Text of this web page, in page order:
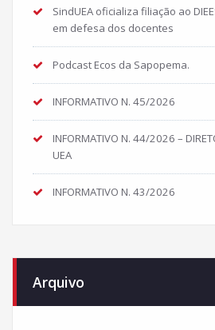
SindUEA oficializa filiação ao
em defesa dos docentes
Podcast Ecos da Sapopema.
INFORMATIVO N. 45/2026
INFORMATIVO N. 44/2026 –
UEA
INFORMATIVO N. 43/2026
Arquivo